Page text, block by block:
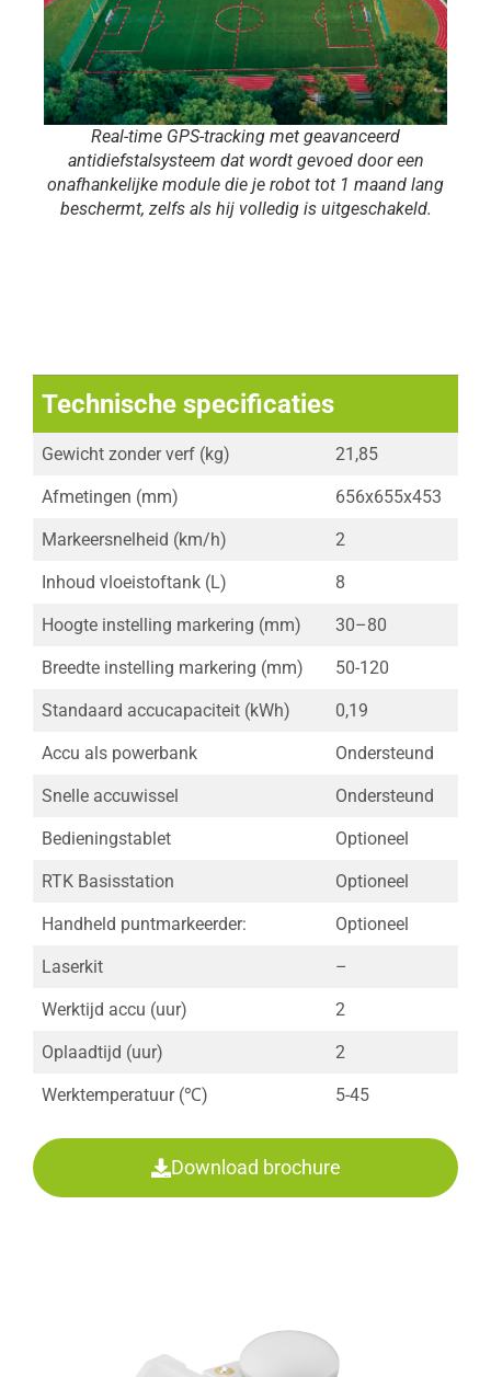
Real-time GPS-tracking met geavanceerd
antidiefstalsysteem dat wordt gevoed door een
onafhankelijke module die je robot tot 1 maand lang
beschermt, zelfs als hij volledig is uitgeschakeld.
Technische specificaties
Gewicht zonder verf (kg) 21,85
Afmetingen (mm) 656x655x453
Markeersnelheid (km/h) 2
Inhoud vloeistoftank (L) 8
Hoogte instelling markering (mm) 30–80
Breedte instelling markering (mm) 50-120
Standaard accucapaciteit (kWh) 0,19
Accu als powerbank Ondersteund
Snelle accuwissel Ondersteund
Bedieningstablet Optioneel
RTK Basisstation Optioneel
Handheld puntmarkeerder: Optioneel
Laserkit –
Werktijd accu (uur) 2
Oplaadtijd (uur) 2
Werktemperatuur (℃) 5-45
Download brochure